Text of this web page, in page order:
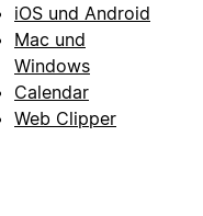
iOS und Android
Mac und
Windows
Calendar
Web Clipper